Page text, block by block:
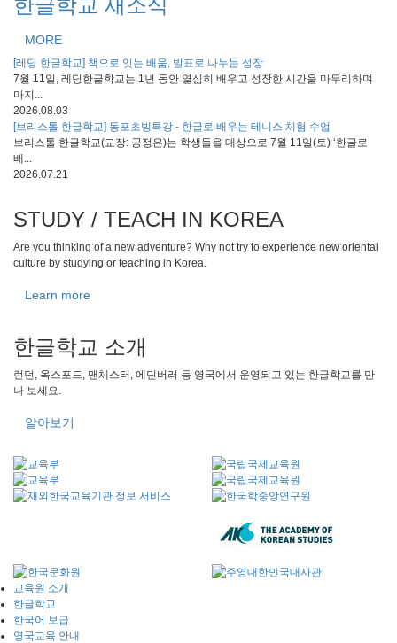
MORE
[레딩 한글학교] 책으로 잇는 배움, 발표로 나누는 성장
7월 11일, 레딩한글학교는 1년 동안 열심히 배우고 성장한 시간을 마무리하며
마지...
2026.08.03
[브리스톨 한글학교] 동포초빙특강 - 한글로 배우는 테니스 체험 수업
브리스톨 한글학교(교장: 공정은)는 학생들을 대상으로 7월 11일(토) ‘한글로
배...
2026.07.21
STUDY / TEACH IN KOREA
Are you thinking of a new adventure? Why not try to experience new oriental
culture by studying or teaching in Korea.
Learn more
한글학교 소개
런던, 옥스포드, 맨체스터, 에딘버러 등 영국에서 운영되고 있는 한글학교를 만
나 보세요.
알아보기
교육원 소개
한글학교
한국어 보급
영국교육 안내